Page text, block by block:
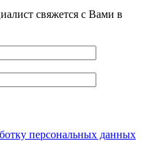
свяжется с Вами в
персональных данных